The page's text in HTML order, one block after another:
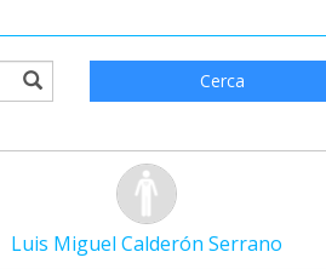
Cerca
Luis Miguel Calderón Serrano